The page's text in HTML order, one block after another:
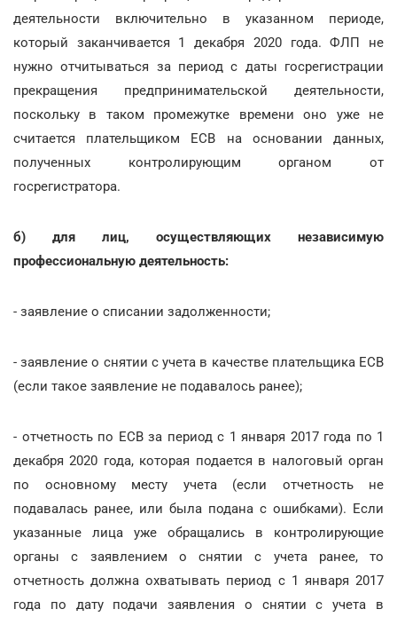
деятельности включительно в указанном периоде,
который заканчивается 1 декабря 2020 года. ФЛП не
нужно отчитываться за период с даты госрегистрации
прекращения предпринимательской деятельности,
поскольку в таком промежутке времени оно уже не
считается плательщиком ЕСВ на основании данных,
полученных контролирующим органом от
госрегистратора.
б) для лиц, осуществляющих независимую
профессиональную деятельность:
- заявление о списании задолженности;
- заявление о снятии с учета в качестве плательщика ЕСВ
(если такое заявление не подавалось ранее);
- отчетность по ЕСВ за период с 1 января 2017 года по 1
декабря 2020 года, которая подается в налоговый орган
по основному месту учета (если отчетность не
подавалась ранее, или была подана с ошибками). Если
указанные лица уже обращались в контролирующие
органы с заявлением о снятии с учета ранее, то
отчетность должна охватывать период с 1 января 2017
года по дату подачи заявления о снятии с учета в